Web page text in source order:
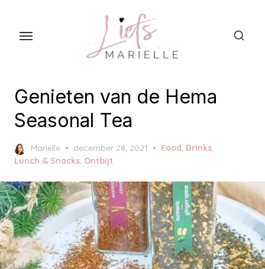
n
t
e
n
t
Genieten van de Hema
Seasonal Tea
Mariëlle
P
o
t
e
d
o
n
december 28, 2021 Food, Drinks,
Lunch & Snacks, Ontbijt